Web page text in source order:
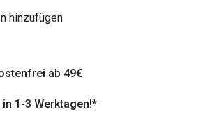
hinzufügen
ab 49€
1-3 Werktagen!*